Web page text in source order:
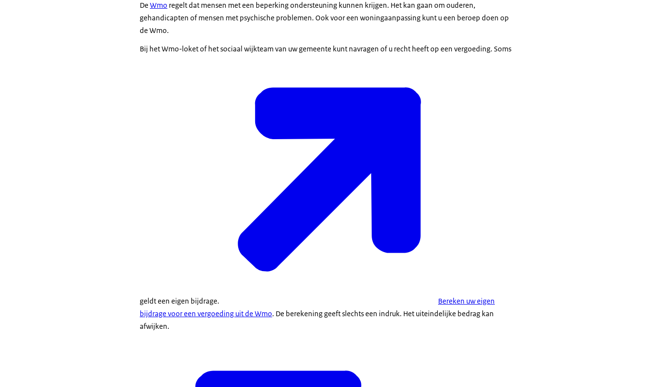
De Wmo regelt dat mensen met een beperking ondersteuning kunnen krijgen. Het kan gaan om ouderen,
gehandicapten of mensen met psychische problemen. Ook voor een woningaanpassing kunt u een beroep doen op
de Wmo.
Bij het Wmo-loket of het sociaal wijkteam van uw gemeente kunt navragen of u recht heeft op een vergoeding. Soms
geldt een eigen bijdrage.
Bereken uw eigen
bijdrage voor een vergoeding uit de Wmo. De berekening geeft slechts een indruk. Het uiteindelijke bedrag kan
afwijken.